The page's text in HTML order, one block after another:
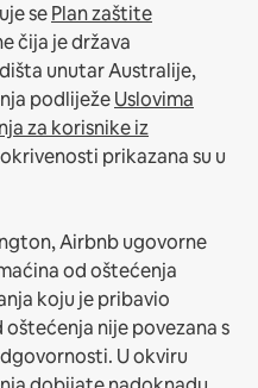
sePlan zaštite
čija je država
unutar Australije,
podliježeUslovima
za korisnike iz
prikazana su u
Airbnb ugovorne
od oštećenja
koju je pribavio
nije povezana s
U okviru